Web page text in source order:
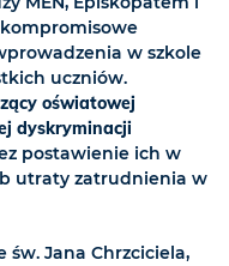
w szkole
uczniów.
oświatowej
dyskryminacji
postawienie ich w
utraty zatrudnienia w
św. Jana Chrzciciela,